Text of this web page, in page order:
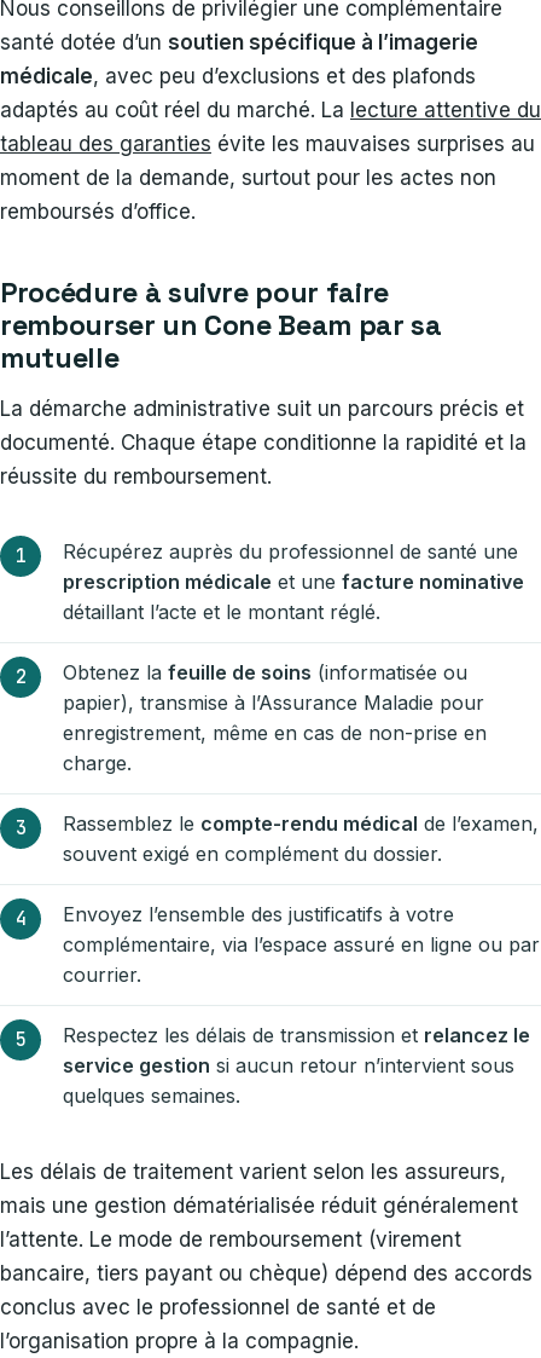
Nous conseillons de privilégier une complémentaire
santé dotée d’un soutien spécifique à l’imagerie
médicale, avec peu d’exclusions et des plafonds
adaptés au coût réel du marché. La lecture attentive du
tableau des garanties évite les mauvaises surprises au
moment de la demande, surtout pour les actes non
remboursés d’office.
Procédure à suivre pour faire
rembourser un Cone Beam par sa
mutuelle
La démarche administrative suit un parcours précis et
documenté. Chaque étape conditionne la rapidité et la
réussite du remboursement.
Récupérez auprès du professionnel de santé une
prescription médicale et une facture nominative
détaillant l’acte et le montant réglé.
Obtenez la feuille de soins (informatisée ou
papier), transmise à l’Assurance Maladie pour
enregistrement, même en cas de non-prise en
charge.
Rassemblez le compte-rendu médical de l’examen,
souvent exigé en complément du dossier.
Envoyez l’ensemble des justificatifs à votre
complémentaire, via l’espace assuré en ligne ou par
courrier.
Respectez les délais de transmission et relancez le
service gestion si aucun retour n’intervient sous
quelques semaines.
Les délais de traitement varient selon les assureurs,
mais une gestion dématérialisée réduit généralement
l’attente. Le mode de remboursement (virement
bancaire, tiers payant ou chèque) dépend des accords
conclus avec le professionnel de santé et de
l’organisation propre à la compagnie.